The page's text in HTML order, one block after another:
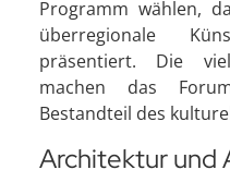
Programm wählen,
überregionale
präsentiert. Die
machen das
Bestandteil des
Architektur und